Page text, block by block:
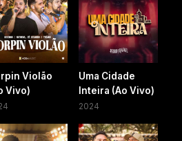
Violão
Vivo)
Uma Cidade
Inteira (Ao Vivo)
2024